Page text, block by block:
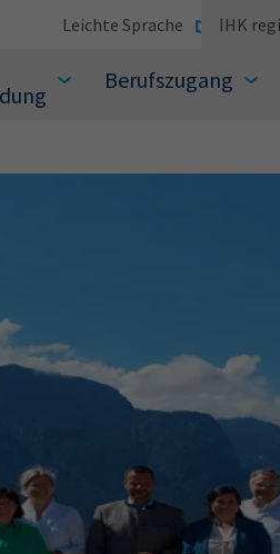
Berufszugang
Leichte Sprache IHK
den meistgesuchten